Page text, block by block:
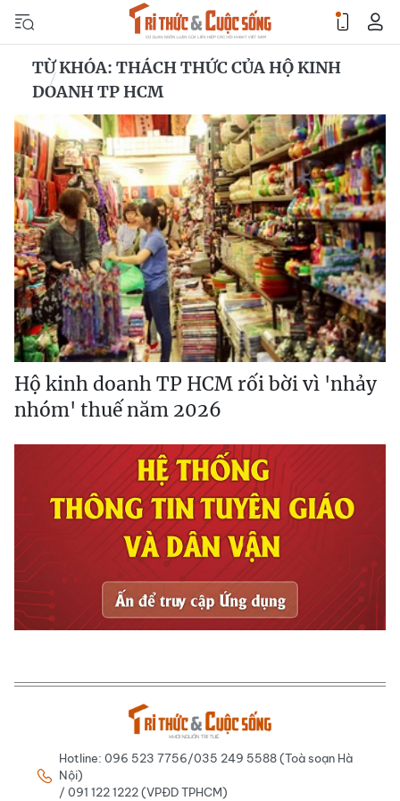
TỪ KHÓA: THÁCH THỨC CỦA HỘ KINH
DOANH TP HCM
Hộ kinh doanh TP HCM rối bời vì 'nhảy
nhóm' thuế năm 2026
Hotline: 096 523 7756/035 249 5588 (Toà soạn Hà
Nội)
/ 091 122 1222 (VPĐD TPHCM)